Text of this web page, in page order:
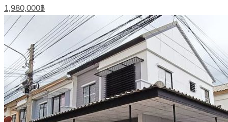
1,980,000฿